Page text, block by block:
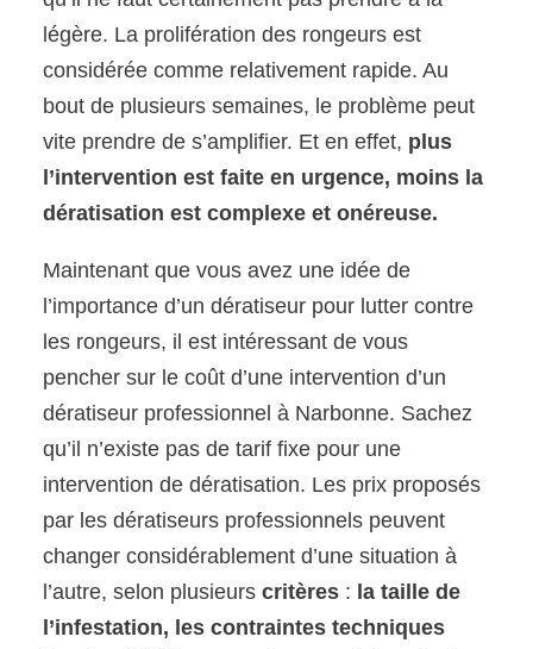
légère. La prolifération des rongeurs est
considérée comme relativement rapide. Au
bout de plusieurs semaines, le problème peut
vite prendre de s’amplifier. Et en effet, plus
l’intervention est faite en urgence, moins la
dératisation est complexe et onéreuse.
Maintenant que vous avez une idée de
l’importance d’un dératiseur pour lutter contre
les rongeurs, il est intéressant de vous
pencher sur le coût d’une intervention d’un
dératiseur professionnel à Narbonne. Sachez
qu’il n’existe pas de tarif fixe pour une
intervention de dératisation. Les prix proposés
par les dératiseurs professionnels peuvent
changer considérablement d’une situation à
l’autre, selon plusieurscritères : la taille de
l’infestation, les contraintes techniques